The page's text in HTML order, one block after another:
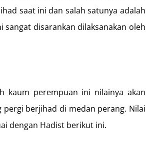
saat ini dan salah satunya adalah
sangat disarankan dilaksanakan oleh
kaum perempuan ini nilainya akan
pergi berjihad di medan perang. Nilai
dengan Hadist berikut ini.